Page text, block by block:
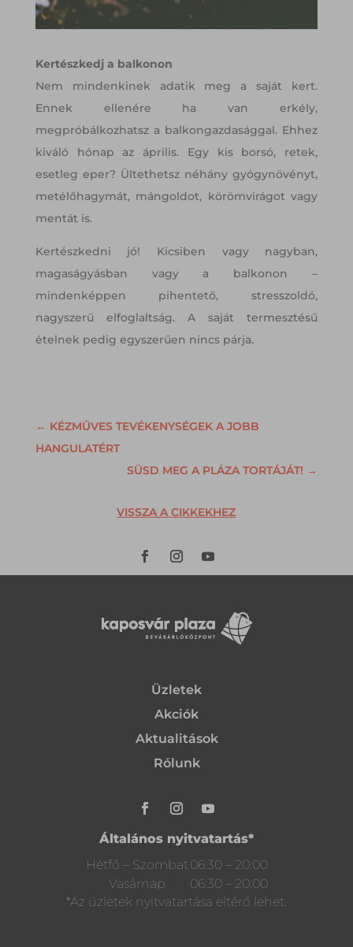
Kertészkedj a balkonon
Nem mindenkinek adatik meg a saját kert.
Ennek ellenére ha van erkély,
megpróbálkozhatsz a balkongazdasággal. Ehhez
kiváló hónap az április. Egy kis borsó, retek,
esetleg eper? Ültethetsz néhány gyógynövényt,
metélőhagymát, mángoldot, körömvirágot vagy
mentát is.
Kertészkedni jó! Kicsiben vagy nagyban,
magaságyásban vagy a balkonon –
mindenképpen pihentető, stresszoldó,
nagyszerű elfoglaltság. A saját termesztésű
ételnek pedig egyszerűen nincs párja.
← KÉZMŰVES TEVÉKENYSÉGEK A JOBB
HANGULATÉRT
SÜSD MEG A PLÁZA TORTÁJÁT! →
VISSZA A CIKKEKHEZ
Üzletek
Akciók
Aktualitások
Rólunk
Általános nyitvatartás*
Hétfő – Szombat 06:30 – 20:00
Vasárnap
06:30 – 20:00
*Az üzletek nyitvatartása eltérő lehet.